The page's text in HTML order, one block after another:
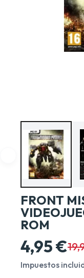
FRONT
ROM
4,95 €
Impuestos